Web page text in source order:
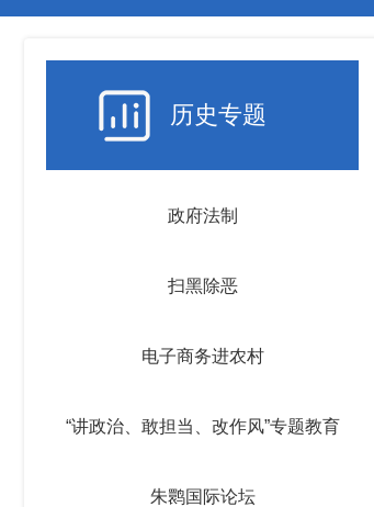
历史专题
政府法制
扫黑除恶
电子商务进农村
“讲政治、敢担当、改作风”专题教育
朱鹮国际论坛